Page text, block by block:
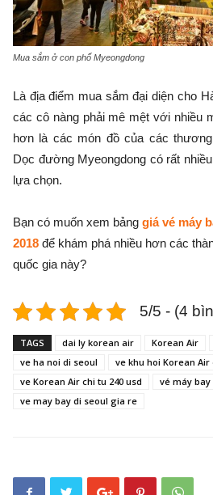
Mua sắm ở con phố Myeongdong
Là địa điểm mua sắm đại diện cho
các cô nàng phải mê mệt với nhiều
hơn là các món đồ của các
Dọc đường Myeongdong có rất
lựa chọn.
Bạn có muốn xem bảng giá vé máy
2018 để khám phá nhiều hơn các
quốc gia này?
5/5 - (4
TAGS dai ly korean air Korean Air
ve ha noi di seoul
ve khu hoi Korean Air
ve Korean Air chi tu 240 usd
vé máy
ve may bay di seoul gia re